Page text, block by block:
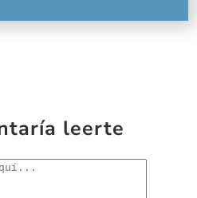
leerte